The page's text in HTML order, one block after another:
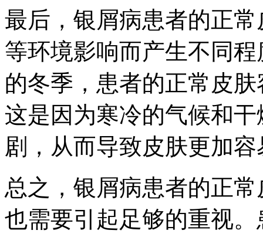
最后，银屑病患者的正
等环境影响而产生不同
的冬季，患者的正常皮
这是因为寒冷的气候和
剧，从而导致皮肤更加
总之，银屑病患者的正
也需要引起足够的重视